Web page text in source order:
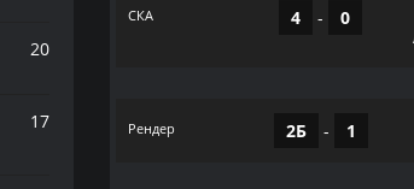
20
17
СКА 4 - 0
Рендер 2Б - 1